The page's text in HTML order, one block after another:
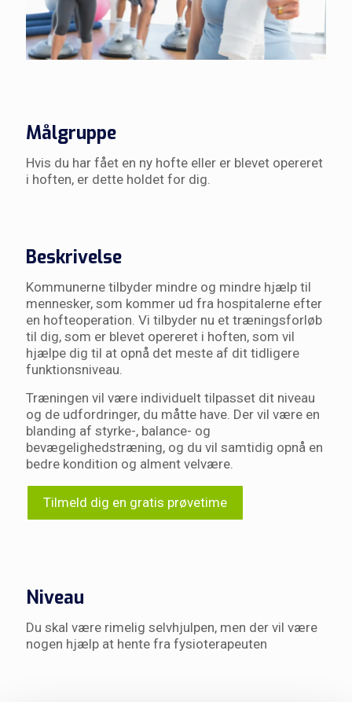
Målgruppe
Hvis du har fået en ny hofte eller er blevet opereret
i hoften, er dette holdet for dig.
Beskrivelse
Kommunerne tilbyder mindre og mindre hjælp til
mennesker, som kommer ud fra hospitalerne efter
en hofteoperation. Vi tilbyder nu et træningsforløb
til dig, som er blevet opereret i hoften, som vil
hjælpe dig til at opnå det meste af dit tidligere
funktionsniveau.
Træningen vil være individuelt tilpasset dit niveau
og de udfordringer, du måtte have. Der vil være en
blanding af styrke-, balance- og
bevægelighedstræning, og du vil samtidig opnå en
bedre kondition og alment velvære.
Tilmeld dig en gratis prøvetime
Niveau
Du skal være rimelig selvhjulpen, men der vil være
nogen hjælp at hente fra fysioterapeuten